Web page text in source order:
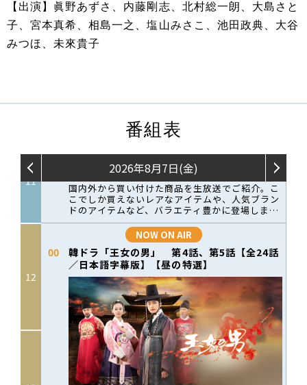
【出演】眞野あずさ、内藤剛志、北村総一朗、大島さと
子、宮本真希、相島一之、塩山みさこ、池田政典、大谷
みつほ、未來貴子
番組表